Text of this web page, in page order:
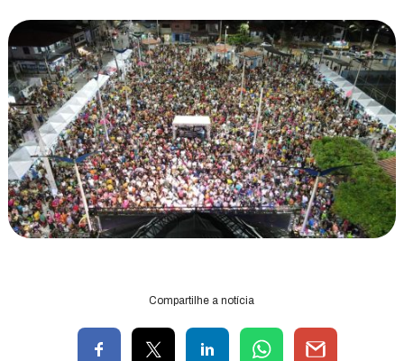
Compartilhe a notícia